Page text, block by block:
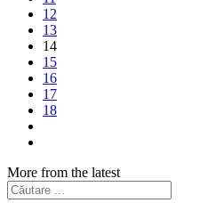
12
13
14
15
16
17
18
More from the latest